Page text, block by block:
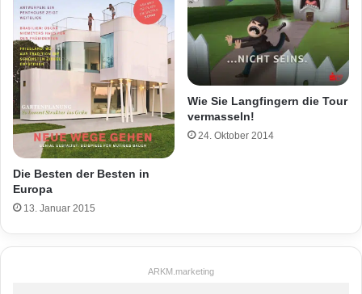
Die Besten der Besten in
Europa
13. Januar 2015
Wie Sie Langfingern die Tour
vermasseln!
24. Oktober 2014
ARKM.marketing